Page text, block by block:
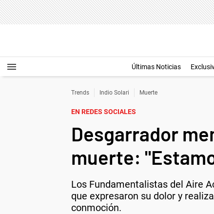
Últimas Noticias
Trends Indio Solari Muerte
EN REDES SOCIALES
Desgarrador
muerte:
Los Fundamentalistas del Aire
que expresaron su dolor y
conmoción.